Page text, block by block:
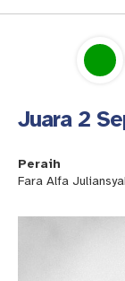
Kalender
Download
UKS
Juara 2
Peraih
Fara Alfa